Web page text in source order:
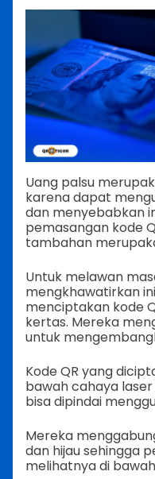
Uang palsu
karena dapat
dan menyebabkan
pemasangan kode
tambahan
Untuk melawan
mengkhawatirkan
menciptakan kode
kertas. Mereka
untuk
Kode QR yang
bawah cahaya
bisa dipindai
Mereka
dan hijau sehingga
melihatnya di